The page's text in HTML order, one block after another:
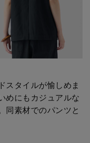
スタイルが愉しめま
めにもカジュアルな
同素材でのパンツと